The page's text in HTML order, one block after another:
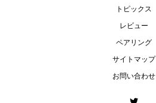
トピックス
レビュー
ペアリング
サイトマップ
お問い合わせ